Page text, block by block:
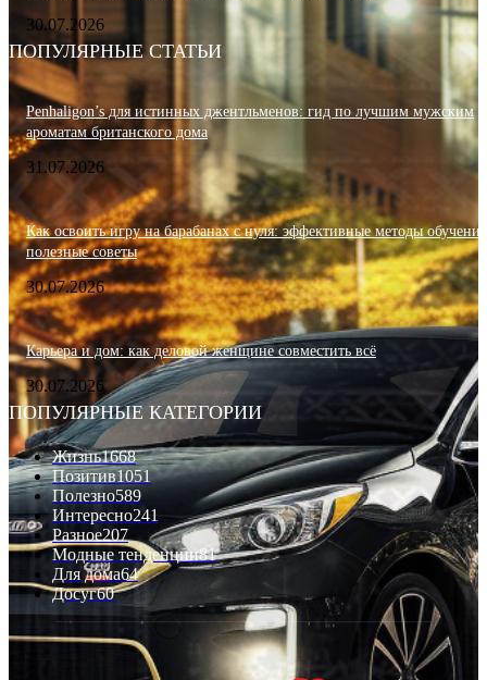
30.07.2026
ПОПУЛЯРНЫЕ СТАТЬИ
Penhaligon’s для истинных джентльменов: гид по лучшим мужским
ароматам британского дома
31.07.2026
Как освоить игру на барабанах с нуля: эффективные методы
полезные советы
30.07.2026
Карьера и дом: как деловой женщине совместить всё
30.07.2026
ПОПУЛЯРНЫЕ КАТЕГОРИИ
Жизнь1668
Позитив1051
Полезно589
Интересно241
Разное207
Модные тенденции81
Для дома64
Досуг60